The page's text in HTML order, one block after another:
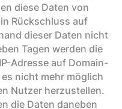
diese Daten von
Rückschluss auf
dieser Daten nicht
Tagen werden die
Adresse auf Domain-
nicht mehr möglich
Nutzer herzustellen.
die Daten daneben